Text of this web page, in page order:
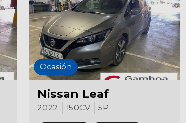
Ocasión
Nissan Leaf
2022 150CV 5P